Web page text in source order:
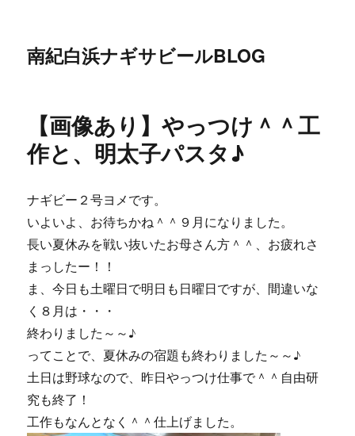
南紀白浜ナギサビールBLOG
【画像あり】やっつけ＾＾工
作と、明太子パスタ♪
ナギビー２号ヨメです。
いよいよ、お待ちかね＾＾９月になりました。
長い夏休みを戦い抜いたお母さん方＾＾、お疲れさ
まっしたー！！
ま、今日も土曜日で明日も日曜日ですが、間違いな
く８月は・・・
終わりました～～♪
ってことで、夏休みの宿題も終わりました～～♪
土日は野球なので、昨日やっつけ仕事で＾＾自由研
究も終了！
工作もなんとなく＾＾仕上げました。